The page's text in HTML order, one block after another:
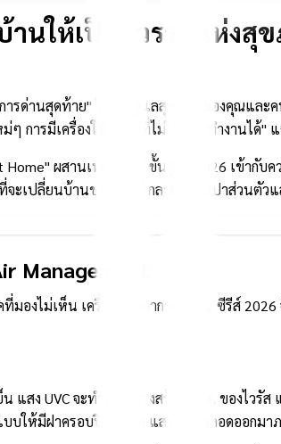
านให้เป็นสวรรค์แห่งสุ
ารด่านสุดท้าย" ในการดูแลสุขภาพของคุณแล
การมีเครื่องใช้ไฟฟ้าที่ไม่ได้แค่ "ทำงานได้"
Home" ผสานเทคโนโลยีขั้นสูงปี 2026 เข้า
ที่จะเปลี่ยนบ้านของคุณให้กลายเป็นสปาส่วนตั
Management
องไม่เห็น เครื่องปรับอากาศ CHiQ ซีรีส์
แสง UVC จะทำลายโครงสร้าง DNA ของไ
บบให้มีฝาครอบปิดมิดชิด แสงไม่เล็ดลอดออก